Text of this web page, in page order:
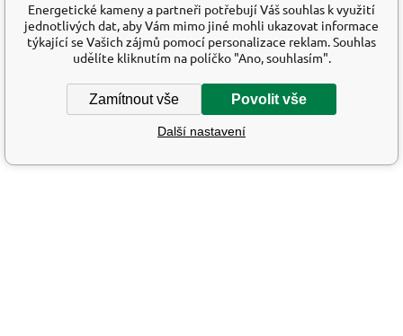
Energetické kameny a partneři potřebují Váš souhlas k využití
jednotlivých dat, aby Vám mimo jiné mohli ukazovat informace
týkající se Vašich zájmů pomocí personalizace reklam. Souhlas
udělíte kliknutím na políčko "Ano, souhlasím".
Zamítnout vše Povolit vše
Další nastavení